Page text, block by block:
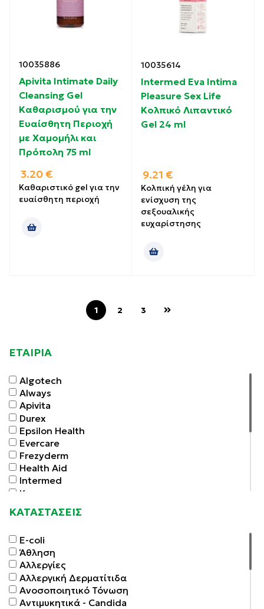
ΕΤΑΙΡΙΑ
Algotech
Always
Apivita
Durex
Epsilon Health
Evercare
Frezyderm
Health Aid
Intermed
Korres
Lavipharm
Minerva Pharmaceuticals
O.B.
Omega Pharma
Procare Health
Tampax
Uni-Pharma
ΚΑΤΑΣΤΑΣΕΙΣ
E-coli
Άθληση
Αλλεργίες
Αλλεργική Δερματίτιδα
Ανοσοποιητικό Τόνωση
Αντιμυκητικά - Candida
10035886
Apivita Intimate Daily
Cleansing Gel
Καθαρισμού για την
Ευαίσθητη Περιοχή
με Χαμομήλι και
Πρόπολη 75 ml
3.20 €
Καθαριστικό gel για την
ευαίσθητη περιοχή
10035614
Intermed Eva Intima
Pleasure Sex Life
Κολπικό Λιπαντικό
Gel 24 ml
9.21 €
Κολπική γέλη για
ενίσχυση της
σεξουαλικής
ευχαρίστησης
1 2 3